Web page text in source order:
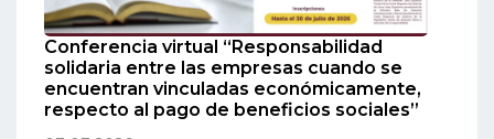
Conferencia virtual “Responsabilidad
solidaria entre las empresas cuando se
encuentran vinculadas económicamente,
respecto al pago de beneficios sociales”